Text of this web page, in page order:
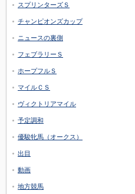
スプリンターズＳ
チャンピオンズカップ
ニュースの裏側
フェブラリーＳ
ホープフルＳ
マイルＣＳ
ヴィクトリアマイル
予定調和
優駿牝馬（オークス）
出目
動画
地方競馬